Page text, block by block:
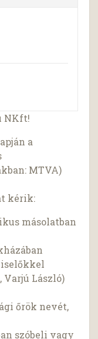
NKft!
a
MTVA)
kérik:
másolatban
Varjú László)
őrök nevét,
szóbeli vagy